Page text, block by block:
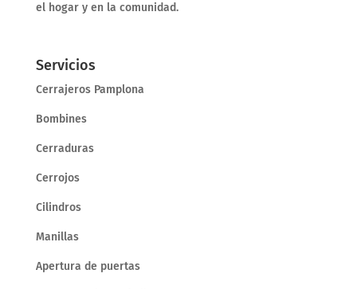
el hogar y en la comunidad.
Servicios
Cerrajeros Pamplona
Bombines
Cerraduras
Cerrojos
Cilindros
Manillas
Apertura de puertas